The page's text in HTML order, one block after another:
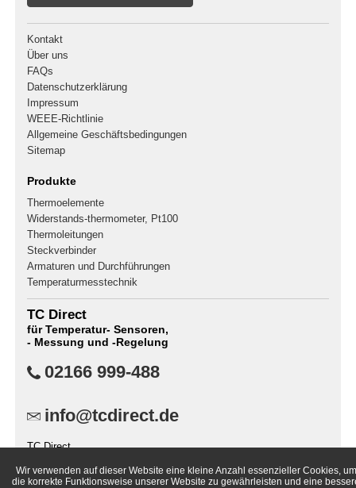
Kontakt
Über uns
FAQs
Datenschutzerklärung
Impressum
WEEE-Richtlinie
Allgemeine Geschäftsbedingungen
Sitemap
Produkte
Thermoelemente
Widerstands-thermometer, Pt100
Thermoleitungen
Steckverbinder
Armaturen und Durchführungen
Temperaturmesstechnik
TC Direct
für Temperatur- Sensoren,
- Messung und -Regelung
02166 999-488
info@tcdirect.de
TC Direct
41181 Mönchengladbach
Wir verwenden auf dieser Website eine kleine Anzahl essenzieller Cookies, um
die korrekte Funktionsweise unserer Website zu gewährleisten und eine